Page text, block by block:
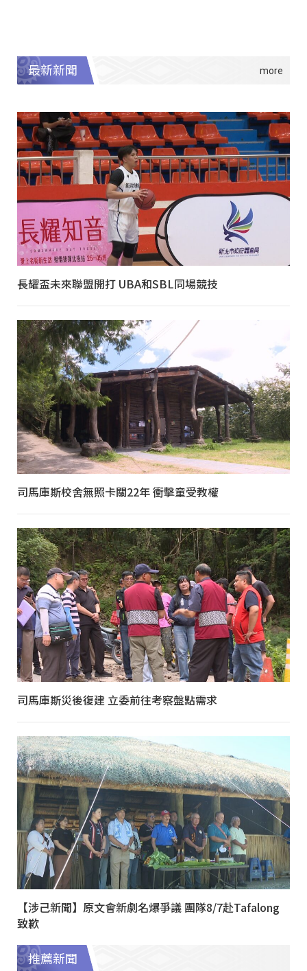
最新新聞
長耀盃未來聯盟開打 UBA和SBL同場競技
司馬庫斯校舍無照卡關22年 衝擊童受教權
司馬庫斯災後復建 立委前往考察盤點需求
【涉己新聞】原文會新劇名爆爭議 團隊8/7赴Tafalong
致歉
推薦新聞